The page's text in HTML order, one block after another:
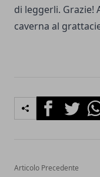
di leggerli.
caverna al
FacebookTwitter
Articolo Precedente